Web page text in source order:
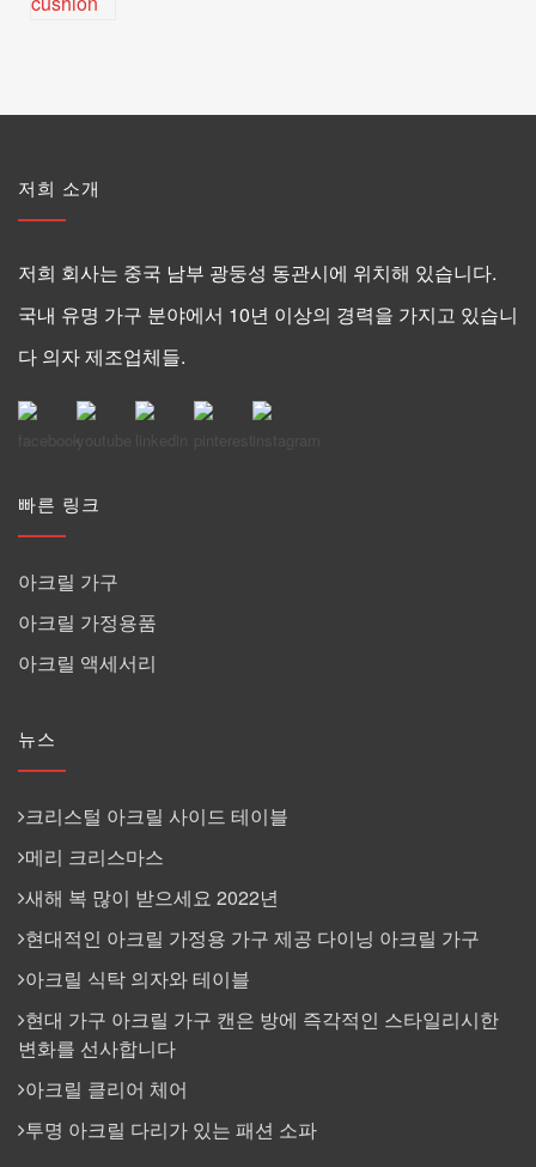
저희 소개
저희 회사는 중국 남부 광둥성 동관시에 위치해 있습니다.
국내 유명 가구 분야에서 10년 이상의 경력을 가지고 있습니
다 의자 제조업체들.
빠른 링크
아크릴 가구
아크릴 가정용품
아크릴 액세서리
뉴스
크리스털 아크릴 사이드 테이블
메리 크리스마스
새해 복 많이 받으세요 2022년
현대적인 아크릴 가정용 가구 제공 다이닝 아크릴 가구
아크릴 식탁 의자와 테이블
현대 가구 아크릴 가구 캔은 방에 즉각적인 스타일리시한
변화를 선사합니다
아크릴 클리어 체어
투명 아크릴 다리가 있는 패션 소파